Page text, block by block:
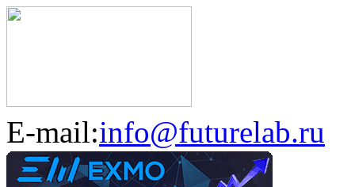
E-mail:info@futurelab.ru